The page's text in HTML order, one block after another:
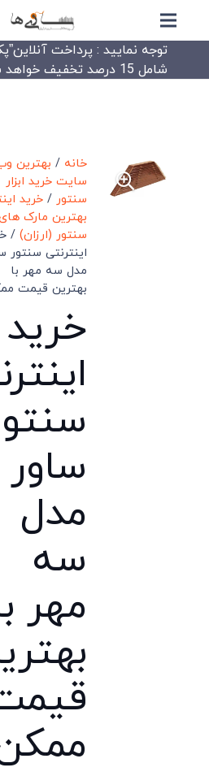
توجه نمایید : پرداخت
شامل 15 درصد تخفیف خواهد شد.
خانه / بهترین
سایت خرید ابزار
سنتور /خرید
بهترین مارک
سنتور (ارزان) /
اینترنتی سنتور
مدل سه مهر با
بهترین قیمت
خرید
ساور
مدل
سه
مهر